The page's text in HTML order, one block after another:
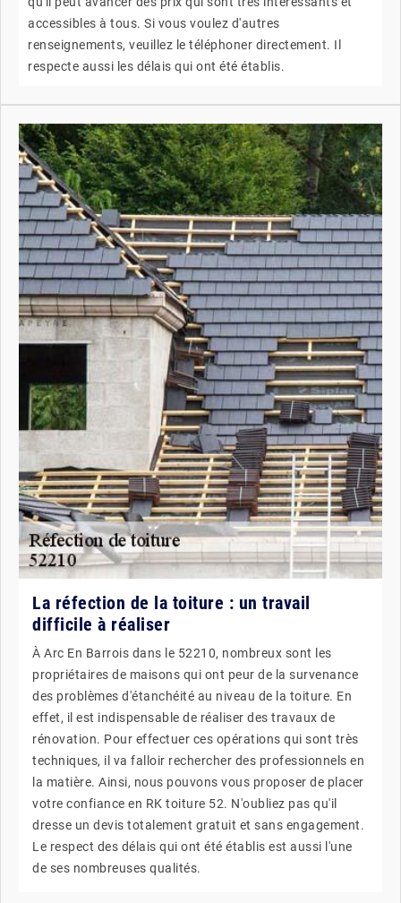
accessibles à tous. Si vous voulez d'autres
renseignements, veuillez le téléphoner directement. Il
respecte aussi les délais qui ont été établis.
La réfection de la toiture : un travail
difficile à réaliser
À Arc En Barrois dans le 52210, nombreux sont les
propriétaires de maisons qui ont peur de la survenance
des problèmes d'étanchéité au niveau de la toiture. En
effet, il est indispensable de réaliser des travaux de
rénovation. Pour effectuer ces opérations qui sont très
techniques, il va falloir rechercher des professionnels en
la matière. Ainsi, nous pouvons vous proposer de placer
votre confiance en RK toiture 52. N'oubliez pas qu'il
dresse un devis totalement gratuit et sans engagement.
Le respect des délais qui ont été établis est aussi l'une
de ses nombreuses qualités.